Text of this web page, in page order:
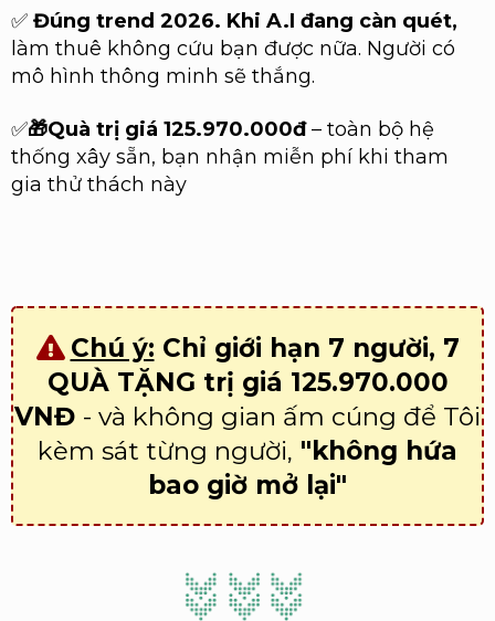
✅ Đúng trend 2026. Khi A.I đang càn quét,
làm thuê không cứu bạn được nữa. Người có
mô hình thông minh sẽ thắng.
✅🎁Quà trị giá 125.970.000đ– toàn bộ hệ
thống xây sẵn, bạn nhận miễn phí khi tham
gia thử thách này
Chú ý: Chỉ giới hạn 7 người, 7
QUÀ TẶNG trị giá 125.970.000
VNĐ - và không gian ấm cúng để Tôi
kèm sát từng người, "không hứa
bao giờ mở lại"